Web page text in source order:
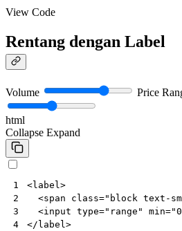
View Code
Rentang dengan Label
Volume Price
html
Collapse Expand
1
2
3
4
<label >
<span class="block text-sm
<input type="range" min=
</ label >